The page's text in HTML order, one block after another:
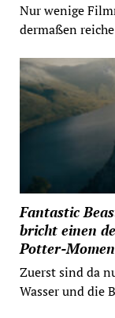
Nur wenige
dermaßen
Fantastic
bricht einen
Potter-
Zuerst sind da
Wasser und die